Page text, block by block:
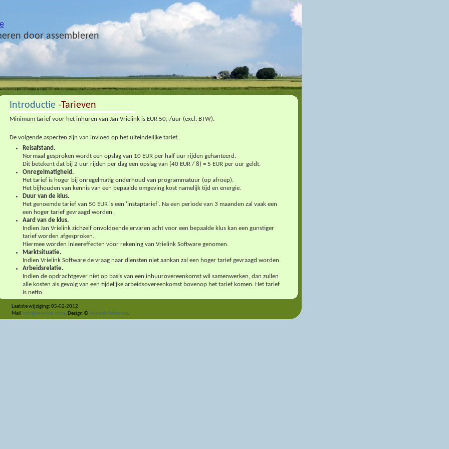
door assembleren
Introductie-Tarieven
Minimum tarief voor het inhuren van Jan Vrielink is EUR 50,-/uur (excl. BTW).
De volgende aspecten zijn van invloed op het uiteindelijke tarief.
Reisafstand.
Normaal gesproken wordt een opslag van 10 EUR per half uur rijden gehanteerd.
Dit betekent dat bij 2 uur rijden per dag een opslag van (40 EUR / 8) = 5 EUR per uur geldt.
Onregelmatigheid.
Het tarief is hoger bij onregelmatig onderhoud van programmatuur (op afroep).
Het bijhouden van kennis van een bepaalde omgeving kost namelijk tijd en energie.
Duur van de klus.
Het genoemde tarief van 50 EUR is een 'instaptarief'. Na een periode van 3 maanden zal vaak een
een hoger tarief gevraagd worden.
Aard van de klus.
Indien Jan Vrielink zichzelf onvoldoende ervaren acht voor een bepaalde klus kan een gunstiger
tarief worden afgesproken.
Hiermee worden inleereffecten voor rekening van Vrielink Software genomen.
Marktsituatie.
Indien Vrielink Software de vraag naar diensten niet aankan zal een hoger tarief gevraagd worden.
Arbeidsrelatie.
Indien de opdrachtgever niet op basis van een inhuurovereenkomst wil samenwerken, dan zullen
alle kosten als gevolg van een tijdelijke arbeidsovereenkomst bovenop het tarief komen. Het tarief
is netto.
Laatste wijziging: 05-02-2012
Mail info@vrielink.com. Design ©Vrielink Software.